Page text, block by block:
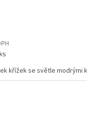
křížek se světle modrými